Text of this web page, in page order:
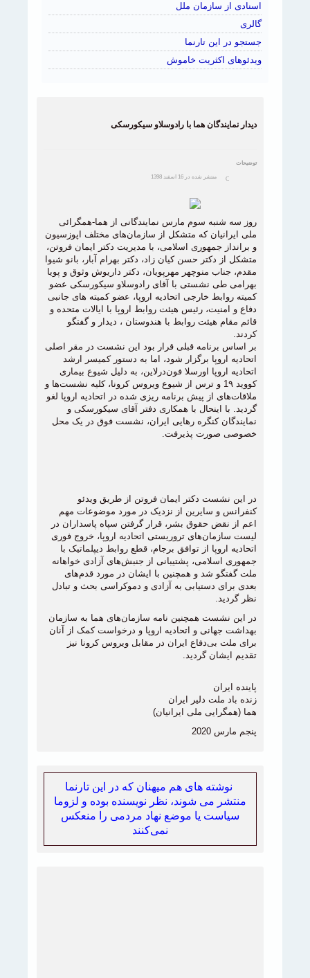
اسنادی از سازمان ملل
جستجو در این تارنما
ویدئوهای اکثریت خاموش
دیدار نمایندگان هما با رادوسلاو سیکورسکی
منتشر شده در 16 اسفند 1398
روز سه شنبه سوم مارس نمایندگانی از هما-همگرائی
ملی ایرانیان که متشکل از سازمان‌های مختلف اپوزسیون
و برانداز جمهوری اسلامی، با مدیریت دکتر ایمان فروتن،
متشکل از دکتر حسن کیان زاد، دکتر بهرام آبار، بانو شیوا
مقدم، جناب منوچهر مهرپویان، دکتر داریوش وثوق و پویا
بهرامی طی نشستی با آقای رادوسلاو سیکورسکی عضو
کمیته روابط خارجی اتحادیه اروپا، عضو کمیته های جانبی
دفاع و امنیت، رئیس هیئت روابط اروپا با ایالات متحده و
قائم مقام هیئت روابط با هندوستان ، دیدار و گفتگو
بر اساس برنامه قبلی قرار بود این نشست در مقر اصلی
اتحادیه اروپا برگزار شود، اما به دستور کمیسر ارشد
اتحادیه اروپا اورسلا فون‌درلاین، به دلیل شیوع بیماری
کووید 1۹ و ترس از شیوع ویروس کرونا، کلیه نشست‌ها و
ملاقات‌های از پیش برنامه ریزی شده در اتحادیه اروپا لغو
گردید. با اینحال با همکاری دفتر آقای سیکورسکی و
نمایندگان کنگره رهایی ایران، نشست فوق در یک محل
خصوصی صورت پذیرفت.
در این نشست دکتر ایمان فروتن از طریق ویدئو
کنفرانس و سایرین از نزدیک در مورد موضوعات مهم
اعم از نقض حقوق بشر، قرار گرفتن سپاه پاسداران در
لیست سازمان‌های تروریستی اتحادیه اروپا، خروج فوری
اتحادیه اروپا از توافق برجام، قطع روابط دیپلماتیک با
جمهوری اسلامی، پشتیبانی از جنبش‌های آزادی خواهانه
ملت گفتگو شد و همچنین با ایشان در مورد قدم‌های
بعدی برای دستیابی به‌ آزادی و دموکراسی بحث و تبادل
نظر گردید.
در این نشست همچنین نامه سازمان‌های هما به سازمان
بهداشت جهانی و اتحادیه اروپا و درخواست کمک از آنان
برای ملت بی‌دفاع ایران در مقابل ویروس کرونا نیز
تقدیم ایشان گردید.
پاینده ایران
زنده باد ملت دلیر ایران
هما (همگرایی ملی ایرانیان)‏
پنجم مارس 2020
نوشته های هم میهنان که در این تارنما
منتشر می شوند، نظر نویسنده بوده و لزوما
سیاست یا موضع نهاد مردمی را منعکس
نمی‌کنند